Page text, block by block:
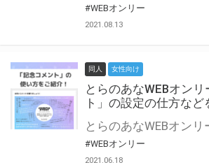
#WEBオンリー
2021.08.13
同人 女性向け
とらのあなWEBオン
ト」の設定の仕方など
#WEBオンリー
2021.06.18